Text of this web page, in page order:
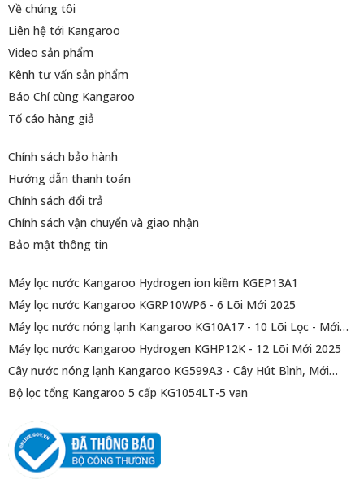
Về chúng tôi
Liên hệ tới Kangaroo
Video sản phẩm
Kênh tư vấn sản phẩm
Báo Chí cùng Kangaroo
Tố cáo hàng giả
Chính sách bảo hành
Hướng dẫn thanh toán
Chính sách đổi trả
Chính sách vận chuyển và giao nhận
Bảo mật thông tin
Máy lọc nước Kangaroo Hydrogen ion kiềm KGEP13A1
Máy lọc nước Kangaroo KGRP10WP6 - 6 Lõi Mới 2025
Máy lọc nước nóng lạnh Kangaroo KG10A17 - 10 Lõi Lọc - Mới
2025
Máy lọc nước Kangaroo Hydrogen KGHP12K - 12 Lõi Mới 2025
Cây nước nóng lạnh Kangaroo KG599A3 - Cây Hút Bình, Mới
2025
Bộ lọc tổng Kangaroo 5 cấp KG1054LT-5 van